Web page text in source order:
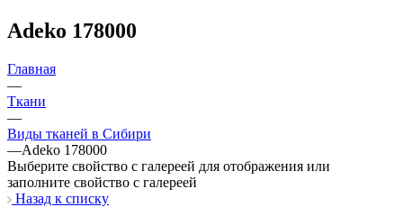
Adeko 178000
Главная
—
Ткани
—
Виды тканей в Сибири
—Adeko 178000
Выберите свойство с галереей для отображения или
заполните свойство с галереей
Назад к списку